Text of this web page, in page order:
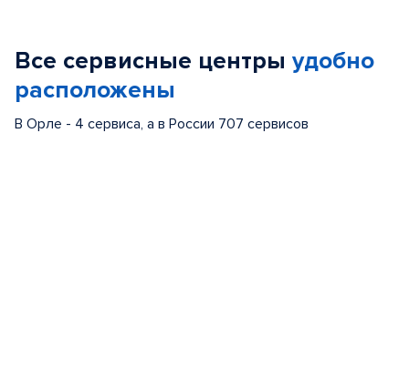
Все сервисные центры удобно
расположены
В Орле - 4 сервиса, а в России 707 сервисов